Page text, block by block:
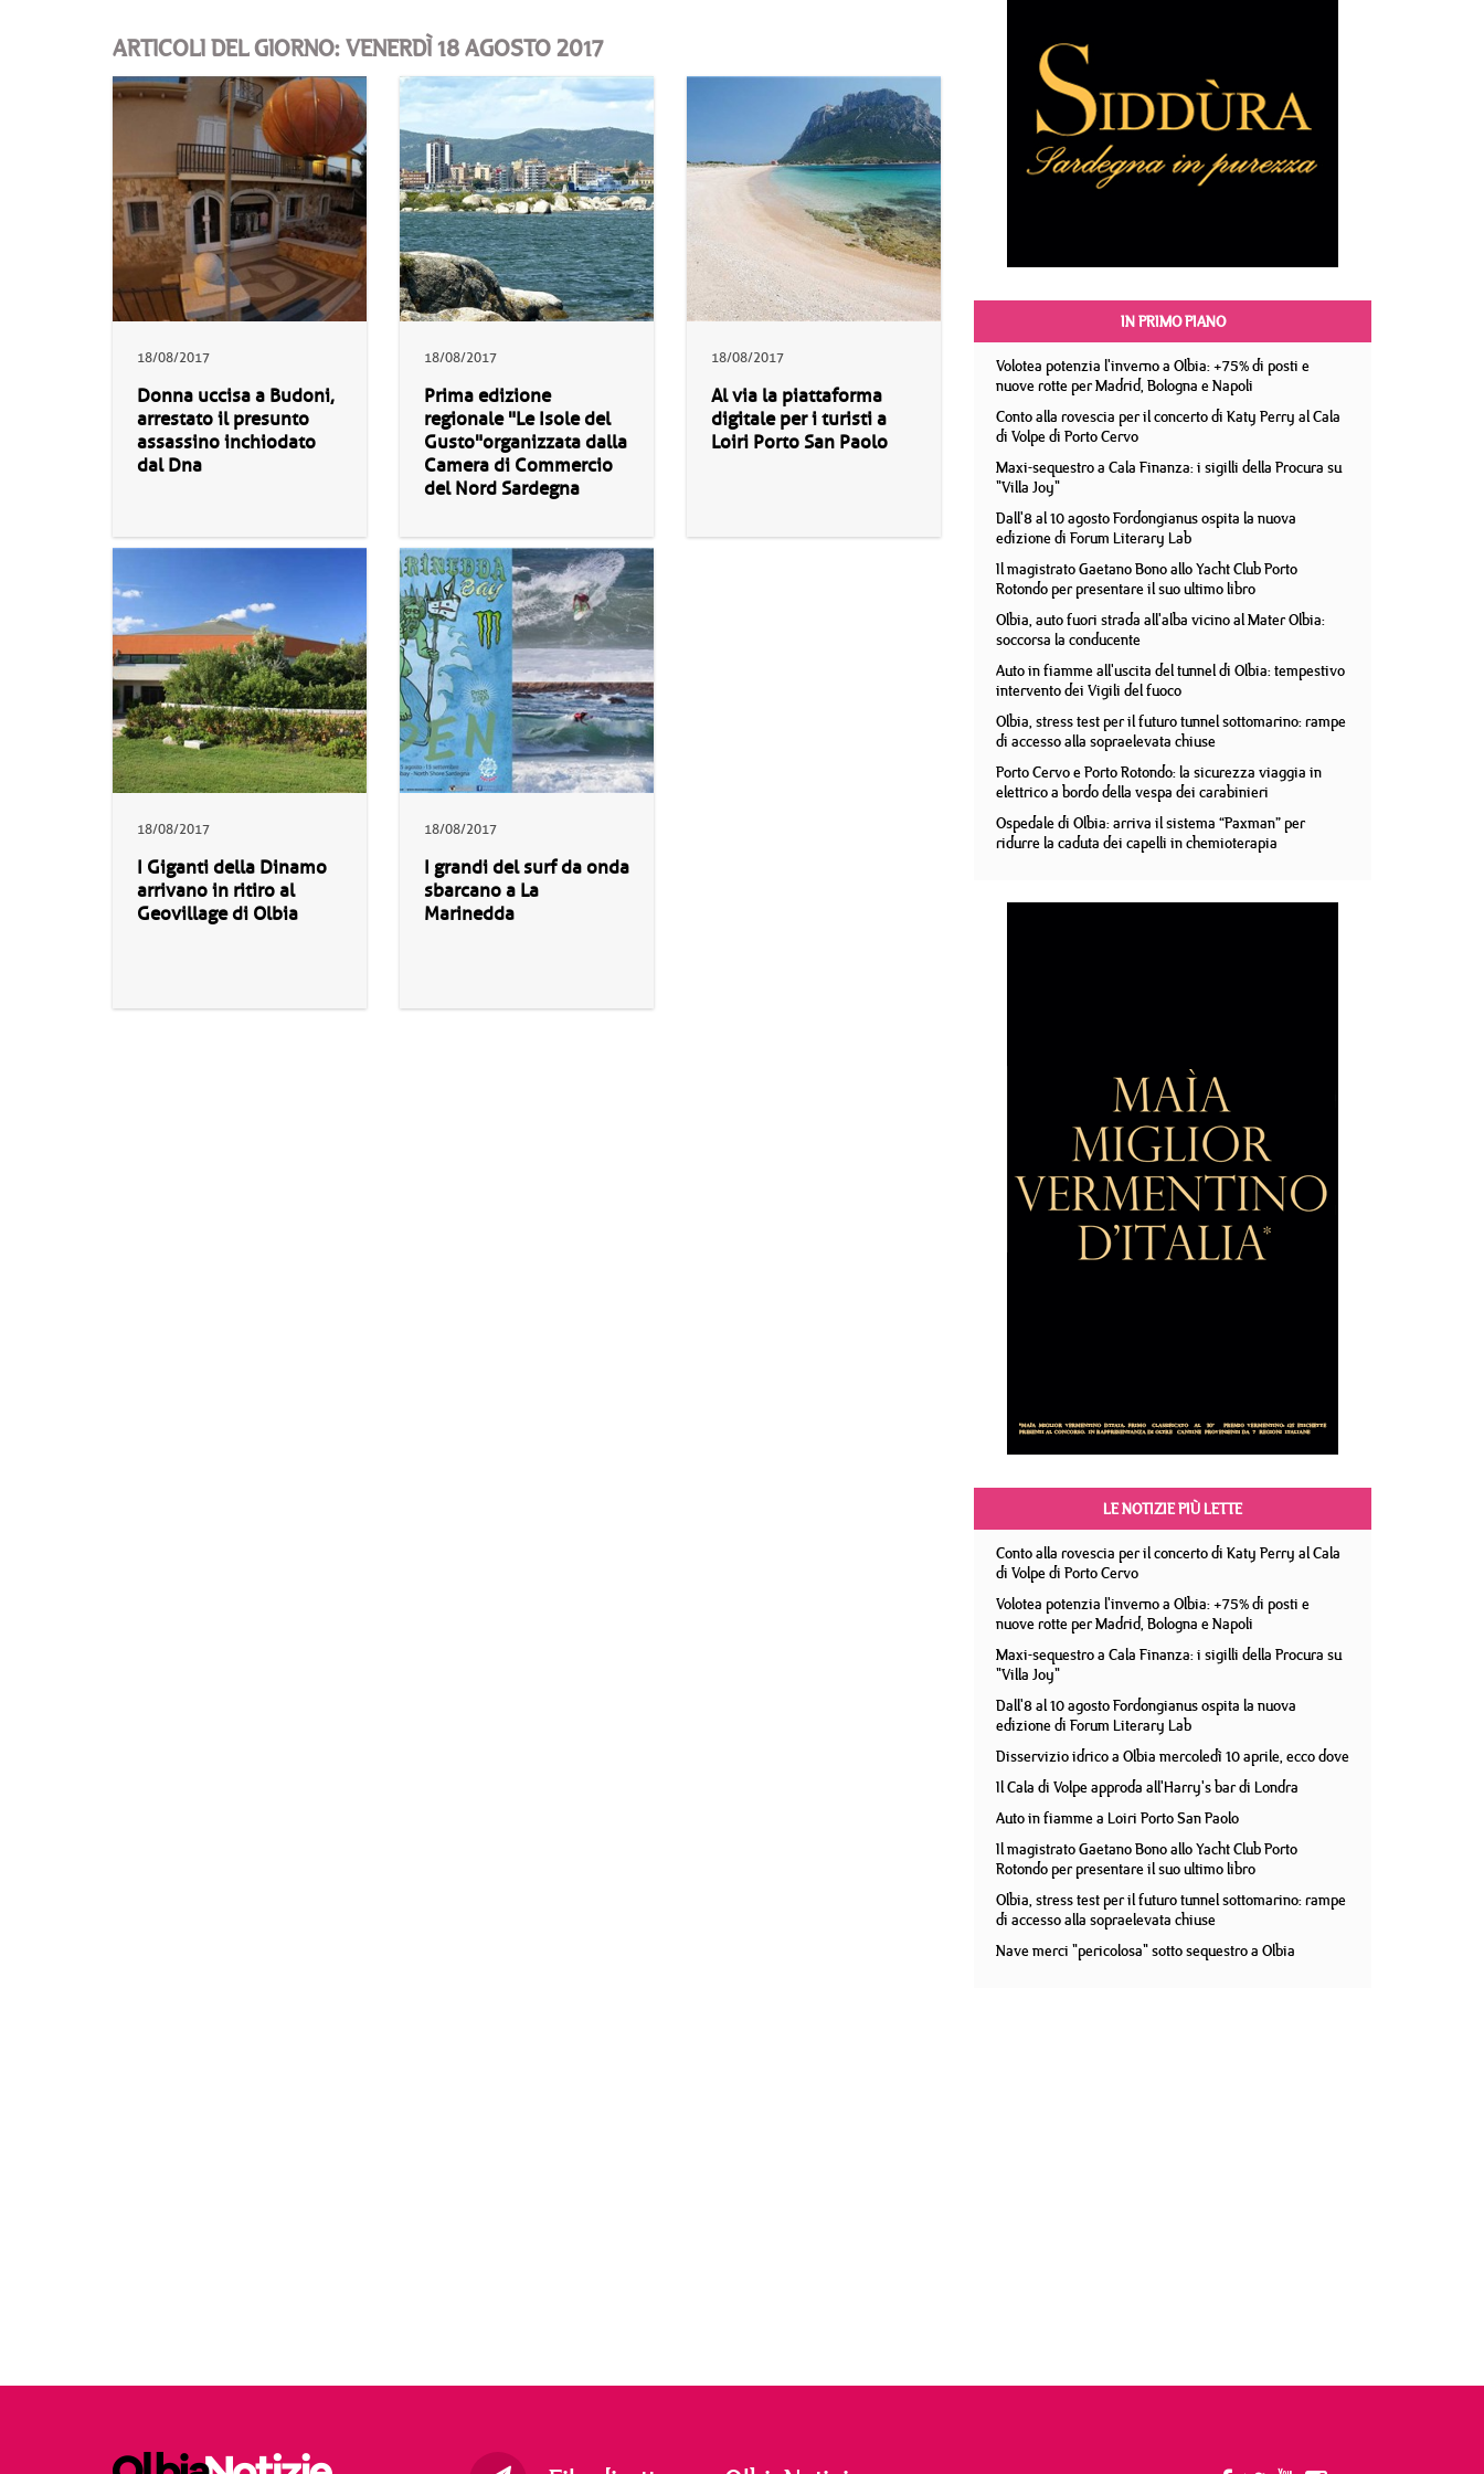
ARTICOLI DEL GIORNO: VENERDÌ 18 AGOSTO 2017
18/08/2017
Donna uccisa a Budoni,
arrestato il presunto
assassino inchiodato
dal Dna
18/08/2017
Prima edizione
regionale "Le Isole del
Gusto"organizzata dalla
Camera di Commercio
del Nord Sardegna
18/08/2017
Al via la piattaforma
digitale per i turisti a
Loiri Porto San Paolo
18/08/2017
I Giganti della Dinamo
arrivano in ritiro al
Geovillage di Olbia
18/08/2017
I grandi del surf da onda
sbarcano a La
Marinedda
IN PRIMO PIANO
Volotea potenzia l'inverno a Olbia: +75% di posti e
nuove rotte per Madrid, Bologna e Napoli
Conto alla rovescia per il concerto di Katy Perry al Cala
di Volpe di Porto Cervo
Maxi-sequestro a Cala Finanza: i sigilli della Procura su
"Villa Joy"
Dall'8 al 10 agosto Fordongianus ospita la nuova
edizione di Forum Literary Lab
Il magistrato Gaetano Bono allo Yacht Club Porto
Rotondo per presentare il suo ultimo libro
Olbia, auto fuori strada all'alba vicino al Mater Olbia:
soccorsa la conducente
Auto in fiamme all'uscita del tunnel di Olbia: tempestivo
intervento dei Vigili del fuoco
Olbia, stress test per il futuro tunnel sottomarino: rampe
di accesso alla sopraelevata chiuse
Porto Cervo e Porto Rotondo: la sicurezza viaggia in
elettrico a bordo della vespa dei carabinieri
Ospedale di Olbia: arriva il sistema “Paxman” per
ridurre la caduta dei capelli in chemioterapia
LE NOTIZIE PIÙ LETTE
Conto alla rovescia per il concerto di Katy Perry al Cala
di Volpe di Porto Cervo
Volotea potenzia l'inverno a Olbia: +75% di posti e
nuove rotte per Madrid, Bologna e Napoli
Maxi-sequestro a Cala Finanza: i sigilli della Procura su
"Villa Joy"
Dall'8 al 10 agosto Fordongianus ospita la nuova
edizione di Forum Literary Lab
Disservizio idrico a Olbia mercoledì 10 aprile, ecco dove
Il Cala di Volpe approda all'Harry's bar di Londra
Auto in fiamme a Loiri Porto San Paolo
Il magistrato Gaetano Bono allo Yacht Club Porto
Rotondo per presentare il suo ultimo libro
Olbia, stress test per il futuro tunnel sottomarino: rampe
di accesso alla sopraelevata chiuse
Nave merci "pericolosa" sotto sequestro a Olbia